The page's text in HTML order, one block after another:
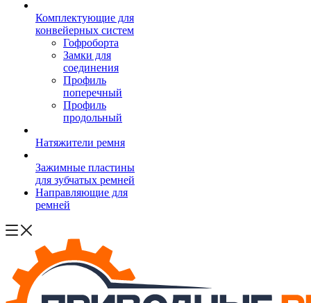
Комплектующие для
конвейерных систем
Гофроборта
Замки для
соединения
Профиль
поперечный
Профиль
продольный
Натяжители ремня
Зажимные пластины
для зубчатых ремней
Направляющие для
ремней